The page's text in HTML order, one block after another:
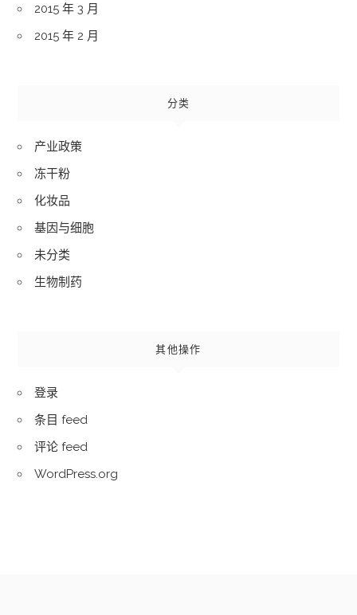
2015 年 3 月
2015 年 2 月
分类
产业政策
冻干粉
化妆品
基因与细胞
未分类
生物制药
其他操作
登录
条目 feed
评论 feed
WordPress.org